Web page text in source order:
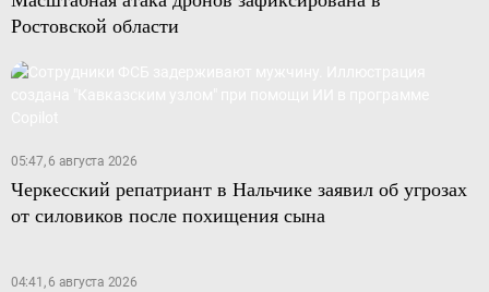
Ростовской области
05:47, 6 августа 2026
Черкесский репатриант в Нальчике заявил об угрозах
от силовиков после похищения сына
04:41, 6 августа 2026